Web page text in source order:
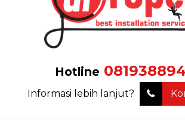
Hotline
Informasi lebih lanjut?